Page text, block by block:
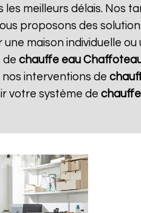
les meilleurs délais. Nos
proposons des
une maison individuelle
de chauffe eau
interventions de
votre système de